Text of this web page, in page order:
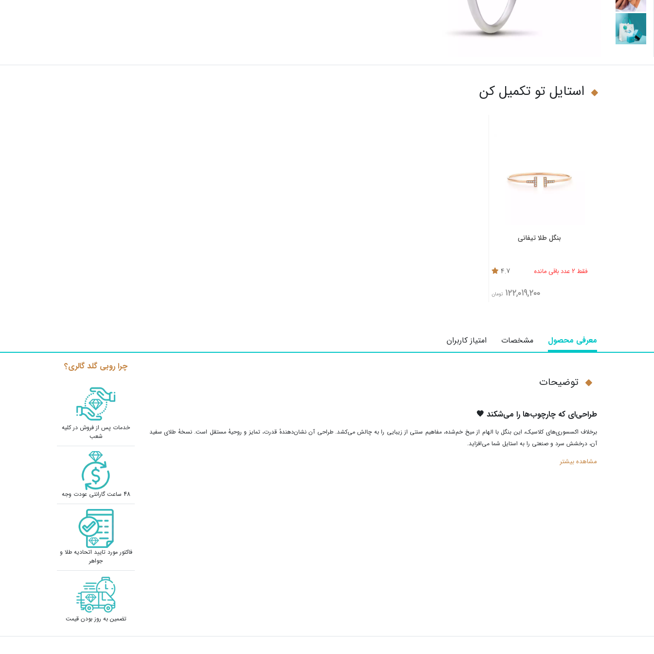
استایل تو تکمیل کن
بنگل طلا تیفانی
فقط 2 عدد باقی مانده 4.7
122,019,200 تومان
معرفی محصول مشخصات امتیاز کاربران
توضیحات
طراحی‌ای که چارچوب‌ها را می‌شکند 🖤
برخلاف اکسسوری‌های کلاسیک، این بنگل با الهام از میخ خم‌شده، مفاهیم سنتی از زیبایی را به چالش می‌کشد. طراحی آن نشان‌دهندهٔ قدرت، تمایز و روحیهٔ مستقل است. نسخهٔ طلای سفید
آن، درخشش سرد و صنعتی را به استایل شما می‌افزاید.
مشاهده بیشتر
چرا روبی گلد گالری؟
خدمات پس از فروش در کلیه
شعب
48 ساعت گارانتی عودت وجه
فاکتور مورد تایید اتحادیه طلا و
جواهر
تضمین به روز بودن قیمت